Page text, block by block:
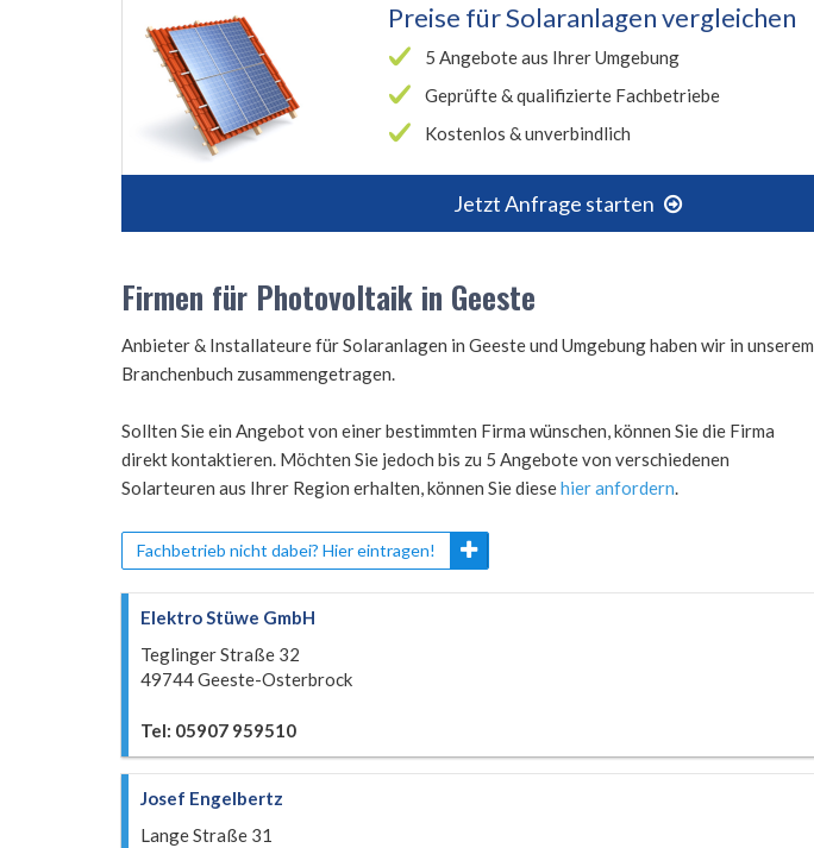
Preise fürSolaranlagen vergleichen
5 Angebote aus Ihrer Umgebung
Geprüfte & qualifizierte Fachbetriebe
Kostenlos & unverbindlich
Jetzt Anfrage starten
Firmen für Photovoltaik in Geeste
Anbieter & Installateure für Solaranlagen in Geeste und Umgebung haben wir in unserem
Branchenbuch zusammengetragen.
Sollten Sie ein Angebot von einer bestimmten Firma wünschen, können Sie die Firma
direkt kontaktieren. Möchten Sie jedoch bis zu 5 Angebote von verschiedenen
Solarteuren aus Ihrer Region erhalten, können Sie diesehier anfordern.
Fachbetrieb nicht dabei? Hier eintragen!
Elektro Stüwe GmbH
Teglinger Straße 32
49744 Geeste-Osterbrock
Tel: 05907 959510
Josef Engelbertz
Lange Straße 31